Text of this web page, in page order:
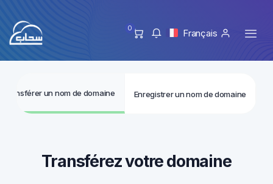
0 Français
Enregistrer un nom de domaine
Transférer un nom de domaine
Transférez votre domaine